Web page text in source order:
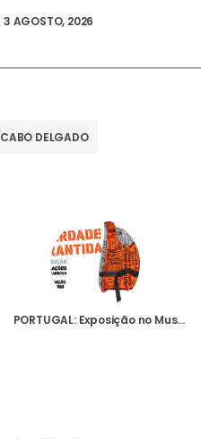
3 AGOSTO, 2026
CABO DELGADO
PORTUGAL: Exposição no Museu Diocesano de Santarém lembra a falta de liberdade religiosa em muitos países